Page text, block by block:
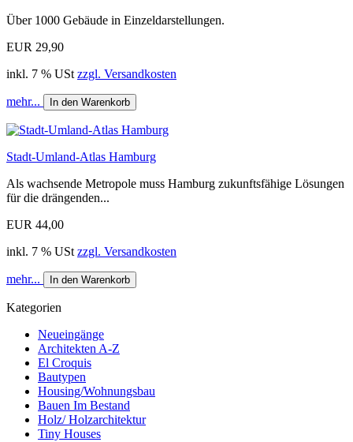
Über 1000 Gebäude in Einzeldarstellungen.
EUR 29,90
inkl. 7 % USt zzgl. Versandkosten
mehr... In den Warenkorb
Stadt-Umland-Atlas Hamburg
Als wachsende Metropole muss Hamburg zukunftsfähige Lösungen
für die drängenden...
EUR 44,00
inkl. 7 % USt zzgl. Versandkosten
mehr... In den Warenkorb
Kategorien
Neueingänge
Architekten A-Z
El Croquis
Bautypen
Housing/Wohnungsbau
Bauen Im Bestand
Holz/ Holzarchitektur
Tiny Houses